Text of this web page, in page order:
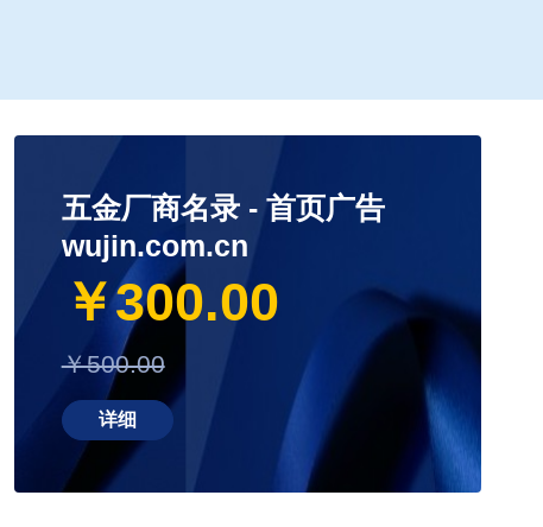
五金厂商名录 - 首页广告
wujin.com.cn
￥300.00
￥500.00
详细